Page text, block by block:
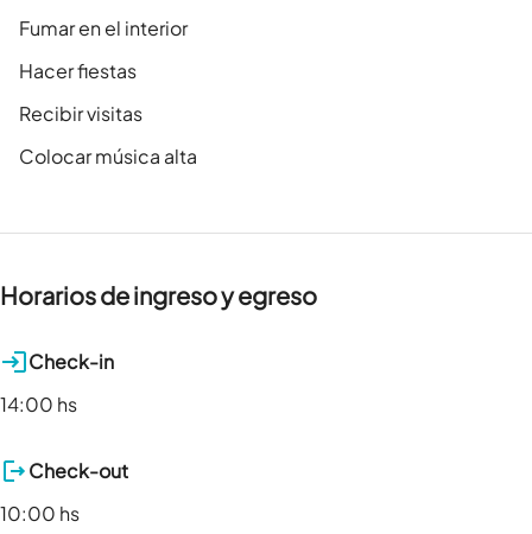
Fumar en el interior
Hacer fiestas
Recibir visitas
Colocar música alta
Horarios de ingreso y egreso
Check-in
14:00 hs
Check-out
10:00 hs